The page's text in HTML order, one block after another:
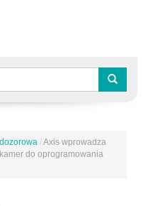
/Axis wprowadza
do oprogramowania